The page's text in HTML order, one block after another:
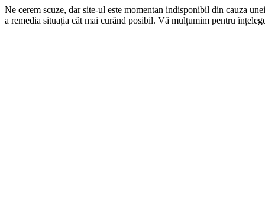
Ne cerem scuze, dar site-ul este momentan indisponibil din cauza
a remedia situația cât mai curând posibil. Vă mulțumim pentru